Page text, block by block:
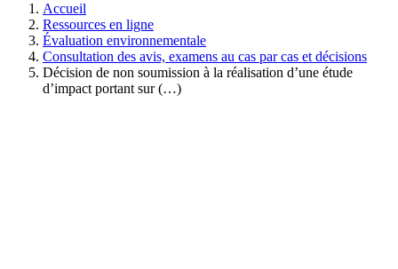
Accueil
Ressources en ligne
Évaluation environnementale
Consultation des avis, examens au cas par cas et décisions
Décision de non soumission à la réalisation d’une étude
d’impact portant sur (…)